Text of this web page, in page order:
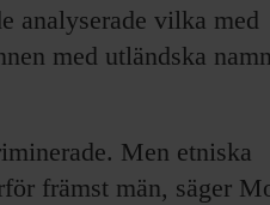
analyserade vilka med
med utländska namn
Men etniska
främst män, säger